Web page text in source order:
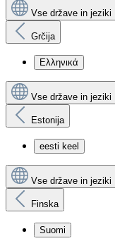
Vse države in jeziki
Grčija
Ελληνικά
Vse države in jeziki
Estonija
eesti keel
Vse države in jeziki
Finska
Suomi